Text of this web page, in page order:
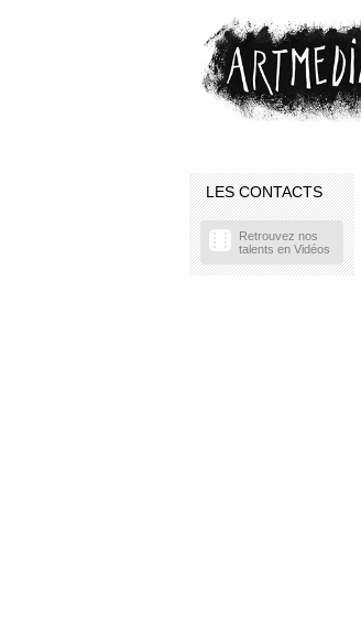
LES CONTACTS
Retrouvez nos
talents en Vidéos